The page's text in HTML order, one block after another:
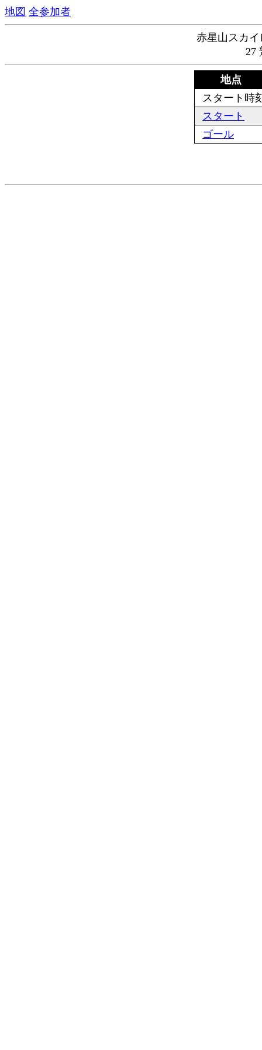
地図 全参加者
赤星山スカイ
27
地点
スタート時
スタート
ゴール